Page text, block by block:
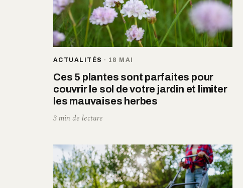
ACTUALITÉS · 18 MAI
Ces 5 plantes sont parfaites pour
couvrir le sol de votre jardin et limiter
les mauvaises herbes
3 min de lecture